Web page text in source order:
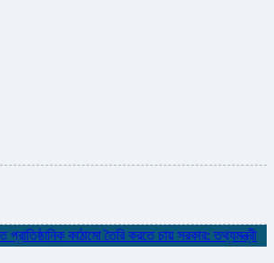
কাঠামো তৈরি করতে চায় সরকার: তথ্যমন্ত্রী ✮